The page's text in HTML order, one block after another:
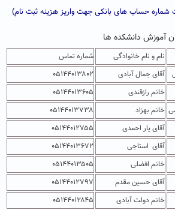
حساب های بانکی جهت واریز هزینه ثبت نام)
آموزش دانشکده ها
نام و نام خانوادگی
شماره تماس
آقای جمال آبادی
۰۵۱۴۴۰۱۳۸۰۲
خانم رازقندی
۰۵۱۴۴۰۱۳۶۰۵
خانم بهزاد
۰۵۱۴۴۰۱۳۷۳۸
آقای یار احمدی
۰۵۱۴۴۰۱۲۷۵۵
آقای استاجی
۰۵۱۴۴۰۱۳۶۷۲
خانم افضلی
۰۵۱۴۴۰۱۳۵۰۵
آقای حسین مقدم
۰۵۱۴۴۰۱۲۷۹۷
خانم دولت آبادی ۰۵۱۴۴۰۱۲۸۴۵